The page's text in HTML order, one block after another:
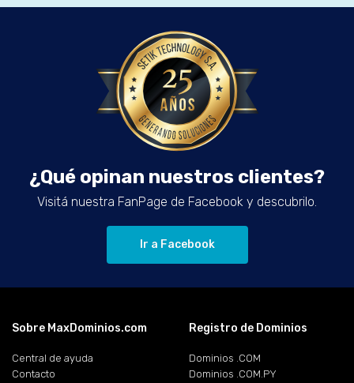
¿Qué opinan nuestros clientes?
Visitá nuestra FanPage de Facebook y descubrilo.
Ir a Facebook
Sobre MaxDominios.com
Central de ayuda
Contacto
Registro de Dominios
Dominios .COM
Dominios .COM.PY